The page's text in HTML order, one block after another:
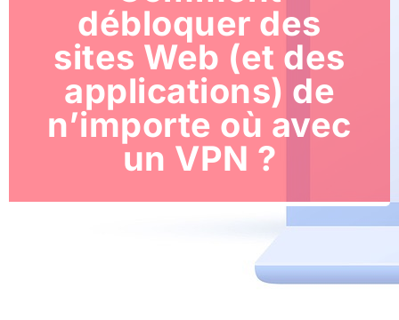
débloquer des
sites Web (et des
applications) de
n’importe où avec
un VPN ?